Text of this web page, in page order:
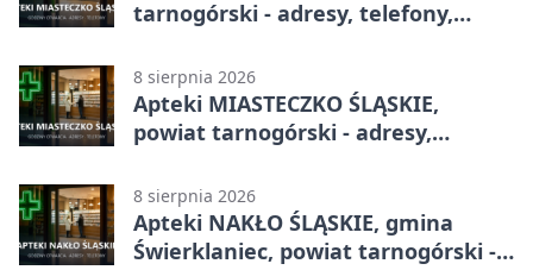
tarnogórski - adresy, telefony,
8 sierpnia 2026
Apteki MIASTECZKO ŚLĄSKIE,
powiat tarnogórski - adresy,
8 sierpnia 2026
Apteki NAKŁO ŚLĄSKIE, gmina
Świerklaniec, powiat tarnogórski -